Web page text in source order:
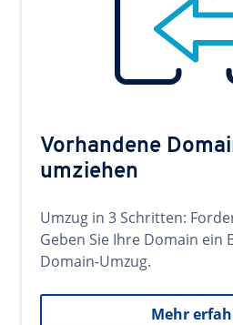
Vorhandene
umziehen
Umzug in 3 Schritten:
Geben Sie Ihre Domain ein
Domain-Umzug.
Mehr